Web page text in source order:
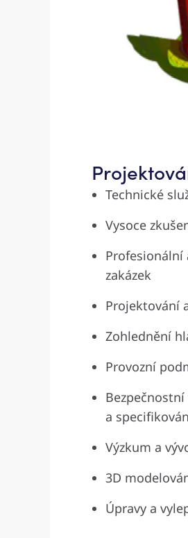
Technické
Vysoce
Profesionální
zakázek
Projektování
Zohlednění
Provozní
a
Výzkum a
3D
Úpravy a